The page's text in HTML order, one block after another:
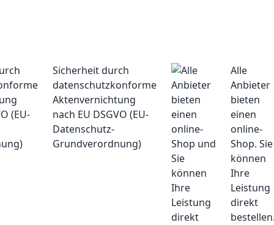
Sicherheit durch
datenschutzkonforme
Aktenvernichtung
nach EU DSGVO (EU-
Datenschutz-
Grundverordnung)
Alle
Anbieter
bieten
einen
online-
Shop. Sie
können
Ihre
Leistung
direkt